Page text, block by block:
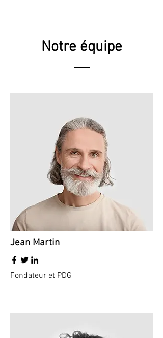
Notre équipe
Jean Martin
Fondateur et PDG